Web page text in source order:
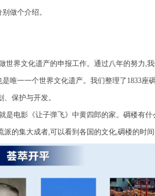
做个介绍。
世界文化遗产的申报工作。通过八年的努力,
唯一一个世界文化遗产。我们整理了1833座
保护与开发。
是电影《让子弹飞》中黄四郎的家。碉楼有
派的集大成者,可以看到各国的文化,碉楼的时